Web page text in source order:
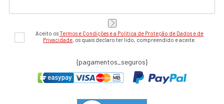
Aceito osTermos e Condições e a Política de Proteção de Dados e de
Privacidade, os quais declaro ter lido, compreendido e aceite.
{pagamentos_seguros}